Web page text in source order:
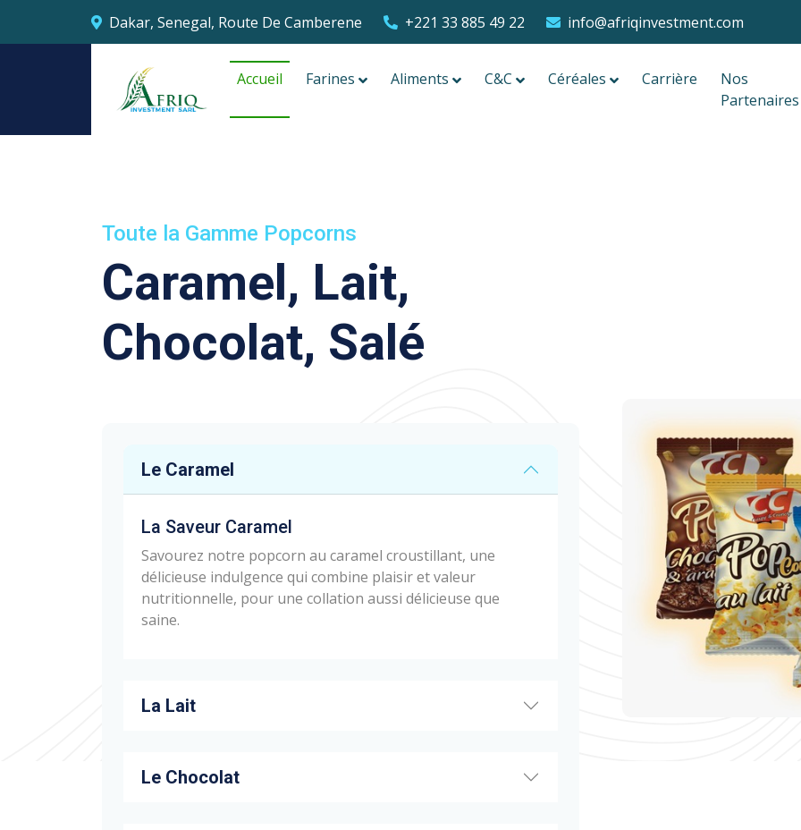
Dakar, Senegal, Route De Camberene +221 33 885 49 22 info@afriqinvestment.com
Accueil Farines Aliments C&C Céréales Carrière
Nos
Partenaires
Toute la Gamme Popcorns
Caramel, Lait,
Chocolat, Salé
Le Caramel
La Saveur Caramel
Savourez notre popcorn au caramel croustillant, une
délicieuse indulgence qui combine plaisir et valeur
nutritionnelle, pour une collation aussi délicieuse que
saine.
La Lait
Le Chocolat